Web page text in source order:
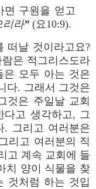
면 구원을 얻고
리라” (요10:9).
떠날 것이라고요?
은 적그리스도라
은 모두 아는 것은
다. 그래서 그것은
것은 주일날 교회
다고 생각하고, 그
. 그리고 여러분은
리고 여러분의 직
고 계속 교회에 들
치 양이 식물을 찾
것처럼 하는 것입